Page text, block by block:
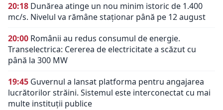
20:18 Dunărea atinge un nou minim istoric de 1.400
mc/s. Nivelul va rămâne staționar până pe 12 august
20:00 Românii au redus consumul de energie.
Transelectrica: Cererea de electricitate a scăzut cu
până la 300 MW
19:45 Guvernul a lansat platforma pentru angajarea
lucrătorilor străini. Sistemul este interconectat cu mai
multe instituții publice